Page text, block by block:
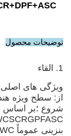
توضیحات محصول
1. القاء
ویژگی های اصلی
از: سطح ویژه
شروع ؛بر اساس